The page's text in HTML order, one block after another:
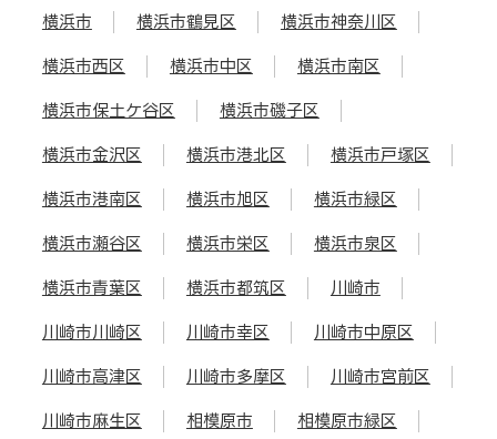
横浜市 横浜市鶴見区 横浜市神奈川区
横浜市西区 横浜市中区 横浜市南区
横浜市保土ケ谷区 横浜市磯子区
横浜市金沢区 横浜市港北区 横浜市戸塚区
横浜市港南区 横浜市旭区 横浜市緑区
横浜市瀬谷区 横浜市栄区 横浜市泉区
横浜市青葉区 横浜市都筑区 川崎市
川崎市川崎区 川崎市幸区 川崎市中原区
川崎市高津区 川崎市多摩区 川崎市宮前区
川崎市麻生区 相模原市 相模原市緑区